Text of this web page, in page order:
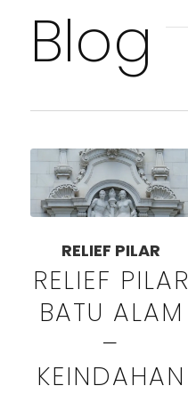
Blog
RELIEF PILAR
RELIEF PILAR
BATU ALAM
–
KEINDAHAN